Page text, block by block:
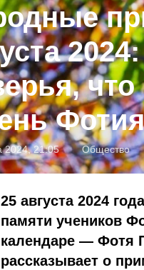
2024, 21:05 Общество
25 августа 2024
памяти учеников
календаре — Фотя
рассказывает о